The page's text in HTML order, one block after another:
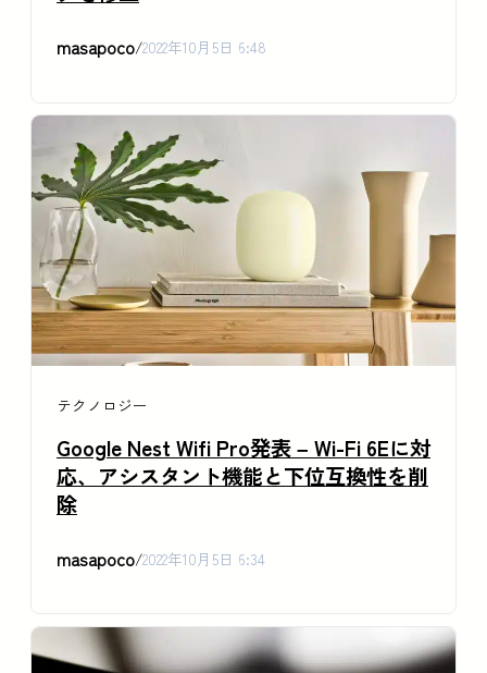
masapoco/2022年10月5日 6:48
テクノロジー
Google Nest Wifi Pro発表 – Wi-Fi 6Eに対
応、アシスタント機能と下位互換性を削
除
masapoco/2022年10月5日 6:34